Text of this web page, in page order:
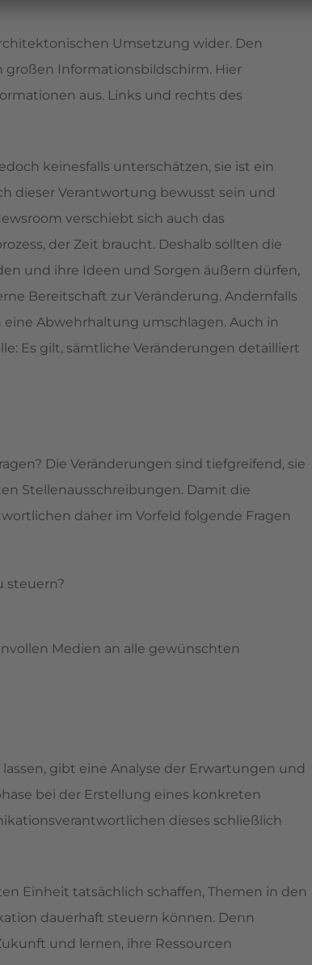
Umsetzung wider. Den
Informationsbildschirm. Hier
aus. Links und rechts des
keinesfalls unterschätzen, sie ist ein
dieser Verantwortung bewusst sein und
verschiebt sich auch das
der Zeit braucht. Deshalb sollten die
und ihre Ideen und Sorgen äußern dürfen,
Bereitschaft zur Veränderung. Andernfalls
Abwehrhaltung umschlagen. Auch in
Es gilt, sämtliche Veränderungen detailliert
Die Veränderungen sind tiefgreifend, sie
Stellenausschreibungen. Damit die
daher im Vorfeld folgende Fragen
steuern?
Medien an alle gewünschten
gibt eine Analyse der Erwartungen und
bei der Erstellung eines konkreten
dieses schließlich
Einheit tatsächlich schaffen, Themen in den
dauerhaft steuern können. Denn
und lernen, ihre Ressourcen